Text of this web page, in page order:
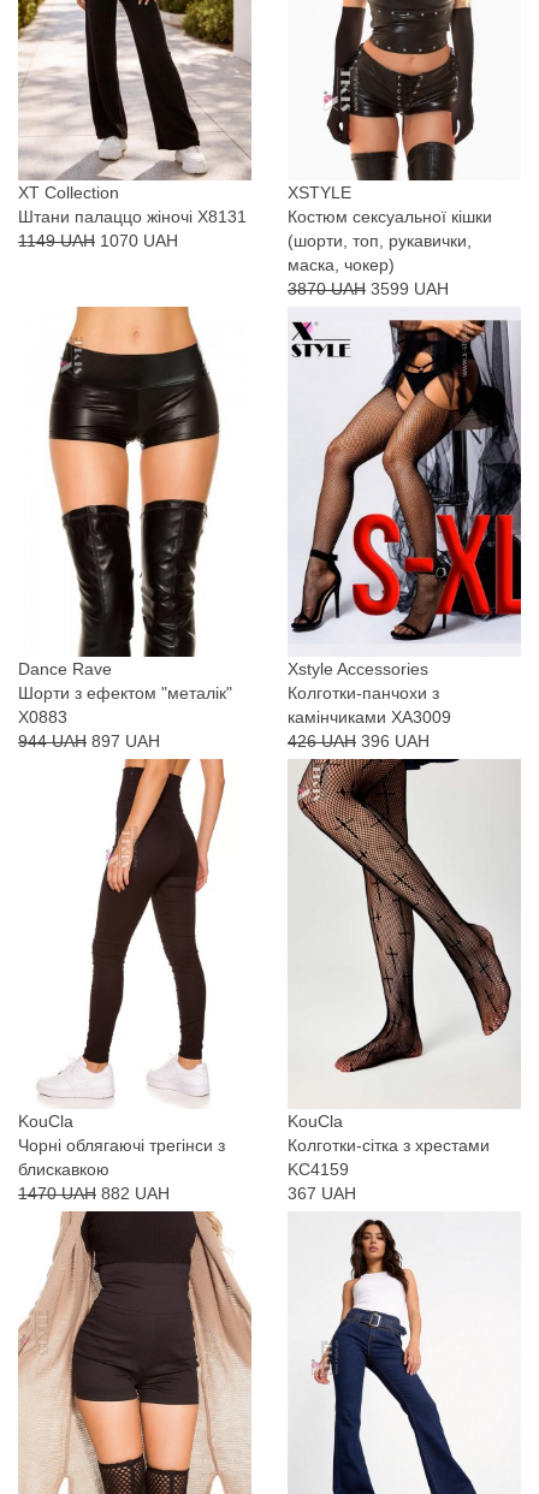
XT Collection
Штани палаццо жіночі X8131
1149 UAH 1070 UAH
XSTYLE
Костюм сексуальної кішки
(шорти, топ, рукавички,
маска, чокер)
3870 UAH 3599 UAH
Dance Rave
Шорти з ефектом "металік"
X0883
944 UAH 897 UAH
Xstyle Accessories
Колготки-панчохи з
камінчиками XA3009
426 UAH 396 UAH
KouCla
Чорні облягаючі трегінси з
блискавкою
1470 UAH 882 UAH
KouCla
Колготки-сітка з хрестами
KC4159
367 UAH